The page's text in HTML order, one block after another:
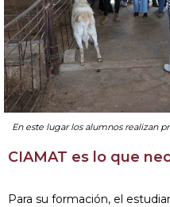
En este lugar los alumnos realizan
CIAMAT es lo que
Para su formación, el